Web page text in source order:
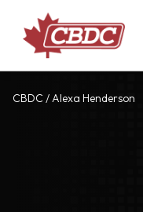
CBDC /Alexa Henderson